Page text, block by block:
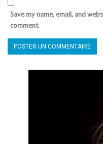
Save my name, email, and
comment.